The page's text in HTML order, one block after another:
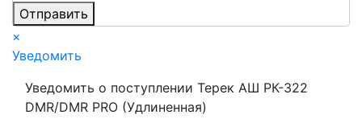
Отправить
×
Уведомить
Уведомить о поступлении Терек АШ РК-322
DMR/DMR PRO (Удлиненная)